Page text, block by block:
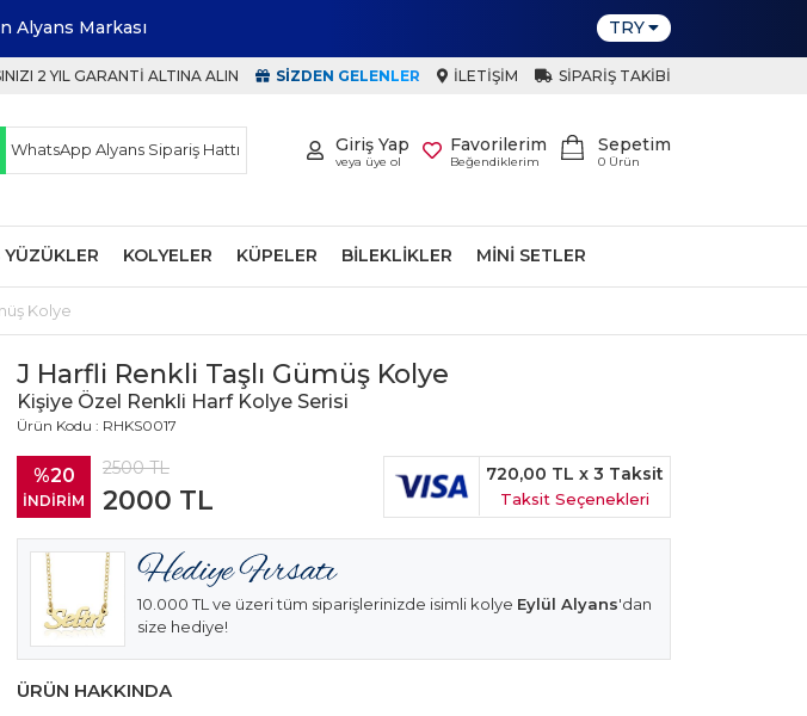
Alyans Markası TRY
2 YIL GARANTI ALTINA ALIN SIZDEN GELENLER İLETIŞIM SIPARIŞ TAKIBI
Sepetim
0 Ürün
Favorilerim
Beğendiklerim
Giriş Yap
veya üye ol
WhatsApp Alyans Sipariş Hattı
YÜZÜKLER KOLYELER KÜPELER BILEKLIKLER MINI SETLER
Kolye
J Harfli Renkli Taşlı Gümüş Kolye
Kişiye Özel Renkli Harf Kolye Serisi
Ürün Kodu : RHKS0017
%20
İNDİRİM
2500TL
2000 TL
720,00 TL x 3 Taksit
Taksit Seçenekleri
10.000 TL ve üzeri tüm siparişlerinizde isimli kolye Eylül Alyans'dan
size hediye!
ÜRÜN HAKKINDA